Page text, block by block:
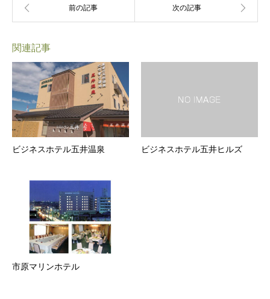
関連記事
ビジネスホテル五井温泉 ビジネスホテル五井ヒルズ
市原マリンホテル